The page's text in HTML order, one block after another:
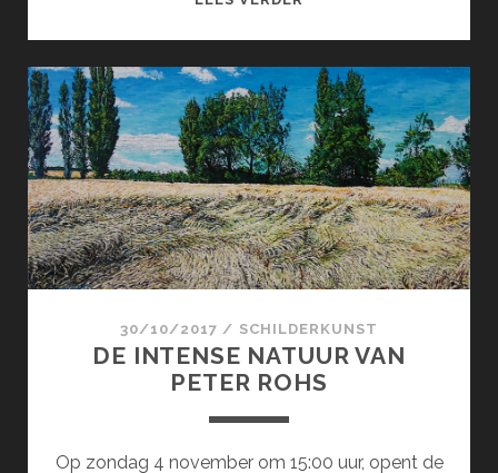
30/10/2017 / SCHILDERKUNST
DE INTENSE NATUUR VAN
PETER ROHS
Op zondag 4 november om 15:00 uur, opent de